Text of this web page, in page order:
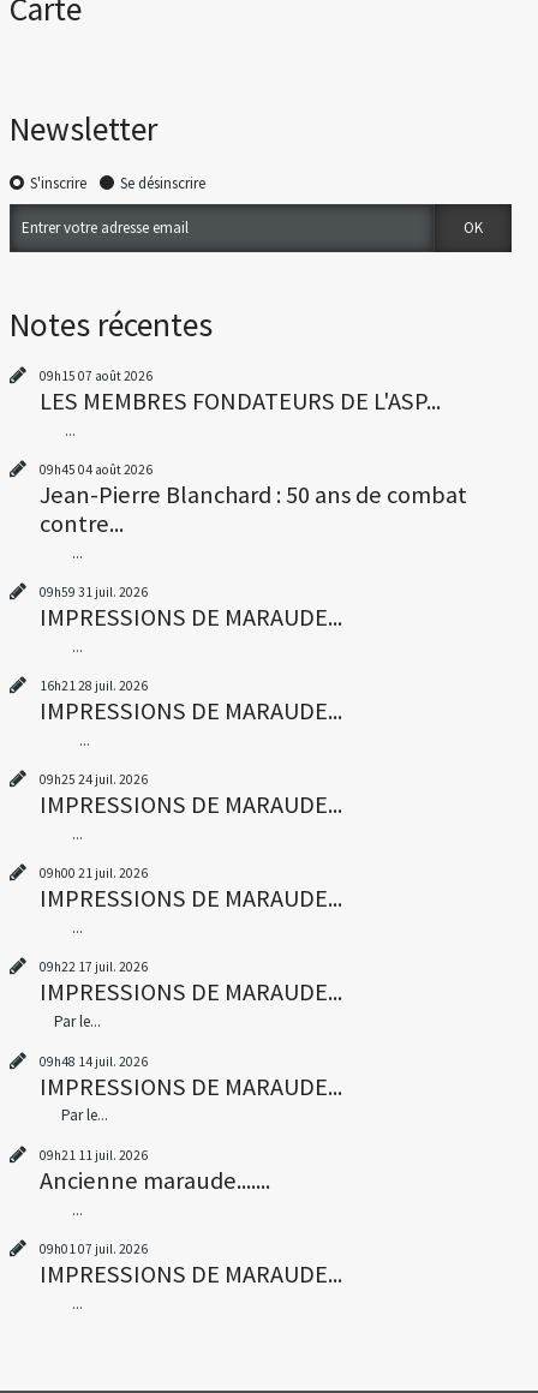
Carte
Newsletter
S'inscrire Se désinscrire
Notes récentes
09h15 07 août 2026
LES MEMBRES FONDATEURS DE L'ASP...
...
09h45 04 août 2026
Jean-Pierre Blanchard : 50 ans de combat
contre...
...
09h59 31 juil. 2026
IMPRESSIONS DE MARAUDE...
...
16h2128 juil. 2026
IMPRESSIONS DE MARAUDE...
...
09h25 24 juil. 2026
IMPRESSIONS DE MARAUDE...
...
09h00 21 juil. 2026
IMPRESSIONS DE MARAUDE...
...
09h22 17 juil. 2026
IMPRESSIONS DE MARAUDE...
Par le...
09h48 14 juil. 2026
IMPRESSIONS DE MARAUDE...
Par le...
09h21 11 juil. 2026
Ancienne maraude.......
...
09h01 07 juil. 2026
IMPRESSIONS DE MARAUDE...
...